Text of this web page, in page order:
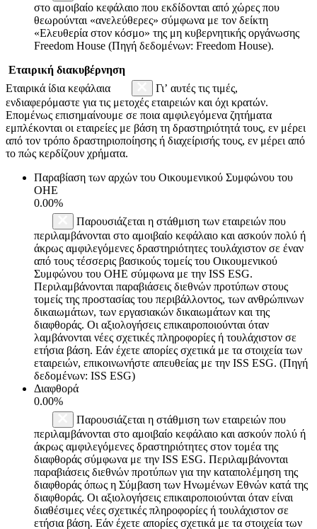
στο αμοιβαίο κεφάλαιο που εκδίδονται από χώρες που
θεωρούνται «ανελεύθερες» σύμφωνα με τον δείκτη
«Ελευθερία στον κόσμο» της μη κυβερνητικής οργάνωσης
Freedom House (Πηγή δεδομένων: Freedom House).
Εταιρική διακυβέρνηση
Εταιρικά ίδια κεφάλαια
Γι’ αυτές τις τιμές,
ενδιαφερόμαστε για τις μετοχές εταιρειών και όχι κρατών.
Επομένως επισημαίνουμε σε ποια αμφιλεγόμενα ζητήματα
εμπλέκονται οι εταιρείες με βάση τη δραστηριότητά τους, εν μέρει
από τον τρόπο δραστηριοποίησης ή διαχείρισής τους, εν μέρει από
το πώς κερδίζουν χρήματα.
Παραβίαση των αρχών του Οικουμενικού Συμφώνου του
ΟΗΕ
0.00%
Παρουσιάζεται η στάθμιση των εταιρειών που
περιλαμβάνονται στο αμοιβαίο κεφάλαιο και ασκούν πολύ ή
άκρως αμφιλεγόμενες δραστηριότητες τουλάχιστον σε έναν
από τους τέσσερις βασικούς τομείς του Οικουμενικού
Συμφώνου του ΟΗΕ σύμφωνα με την ISS ESG.
Περιλαμβάνονται παραβιάσεις διεθνών προτύπων στους
τομείς της προστασίας του περιβάλλοντος, των ανθρώπινων
δικαιωμάτων, των εργασιακών δικαιωμάτων και της
διαφθοράς. Οι αξιολογήσεις επικαιροποιούνται όταν
λαμβάνονται νέες σχετικές πληροφορίες ή τουλάχιστον σε
ετήσια βάση. Εάν έχετε απορίες σχετικά με τα στοιχεία των
εταιρειών, επικοινωνήστε απευθείας με την ISS ESG. (Πηγή
δεδομένων: ISS ESG)
Διαφθορά
0.00%
Παρουσιάζεται η στάθμιση των εταιρειών που
περιλαμβάνονται στο αμοιβαίο κεφάλαιο και ασκούν πολύ ή
άκρως αμφιλεγόμενες δραστηριότητες στον τομέα της
διαφθοράς σύμφωνα με την ISS ESG. Περιλαμβάνονται
παραβιάσεις διεθνών προτύπων για την καταπολέμηση της
διαφθοράς όπως η Σύμβαση των Ηνωμένων Εθνών κατά της
διαφθοράς. Οι αξιολογήσεις επικαιροποιούνται όταν είναι
διαθέσιμες νέες σχετικές πληροφορίες ή τουλάχιστον σε
ετήσια βάση. Εάν έχετε απορίες σχετικά με τα στοιχεία των